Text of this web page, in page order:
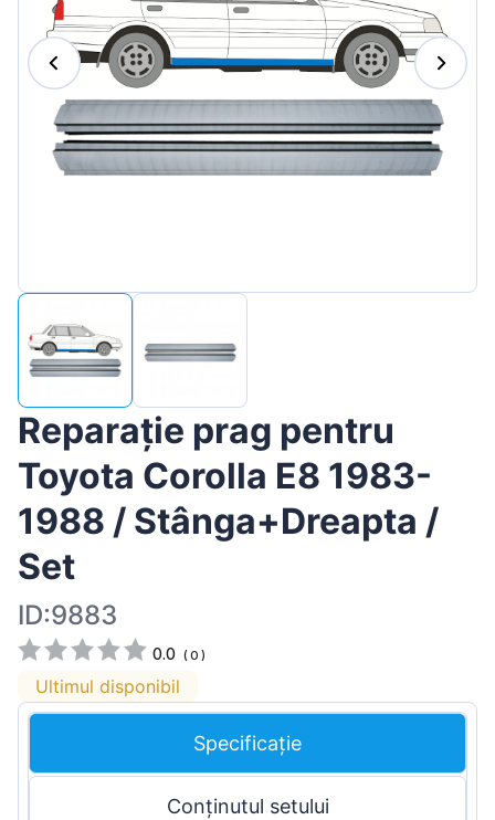
Magyar
Lietuvių
Slovenian
Reparație prag pentru
Toyota Corolla E8 1983-
1988 / Stânga+Dreapta /
Set
ID:9883
0.0 (0 )
Ultimul disponibil
Specificație
Conținutul setului